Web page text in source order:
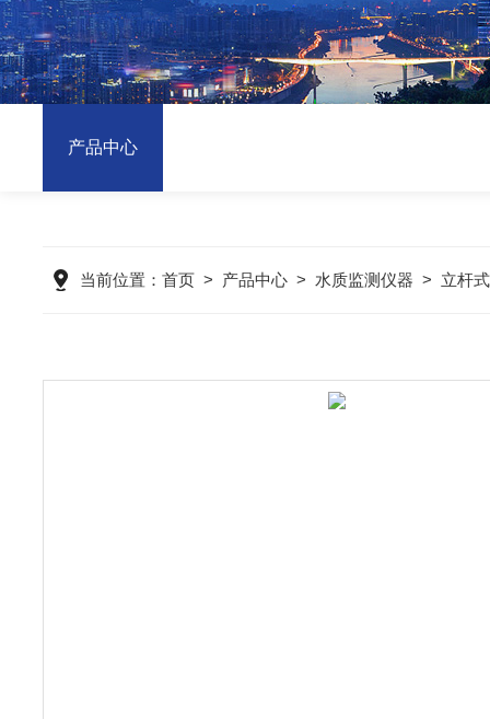
产品中心
当前位置： 首页 > 产品中心 > 水质监测仪器 > 立杆